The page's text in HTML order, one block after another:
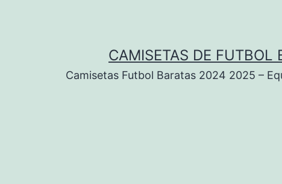
CAMISETAS DE
Camisetas Futbol Baratas 2024 2025 –